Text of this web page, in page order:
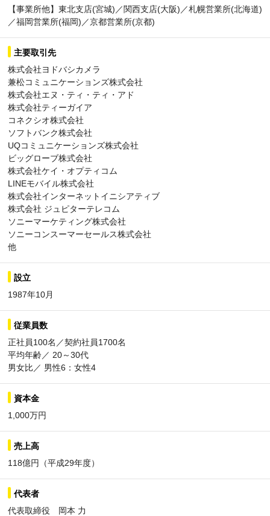
【事業所他】東北支店(宮城)／関西支店(大阪)／札幌営業所(北海道)
／福岡営業所(福岡)／京都営業所(京都)
主要取引先
株式会社ヨドバシカメラ
兼松コミュニケーションズ株式会社
株式会社エヌ・ティ・ティ・アド
株式会社ティーガイア
コネクシオ株式会社
ソフトバンク株式会社
UQコミュニケーションズ株式会社
ビッグローブ株式会社
株式会社ケイ・オプティコム
LINEモバイル株式会社
株式会社インターネットイニシアティブ
株式会社 ジュピターテレコム
ソニーマーケティング株式会社
ソニーコンスーマーセールス株式会社
他
設立
1987年10月
従業員数
正社員100名／契約社員1700名
平均年齢／ 20～30代
男女比／ 男性6：女性4
資本金
1,000万円
売上高
118億円（平成29年度）
代表者
代表取締役 岡本 力